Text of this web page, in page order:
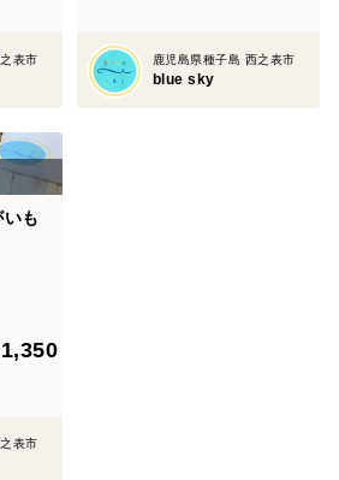
表市 鹿児島県種子島 西之表市
blue sky
も
表市